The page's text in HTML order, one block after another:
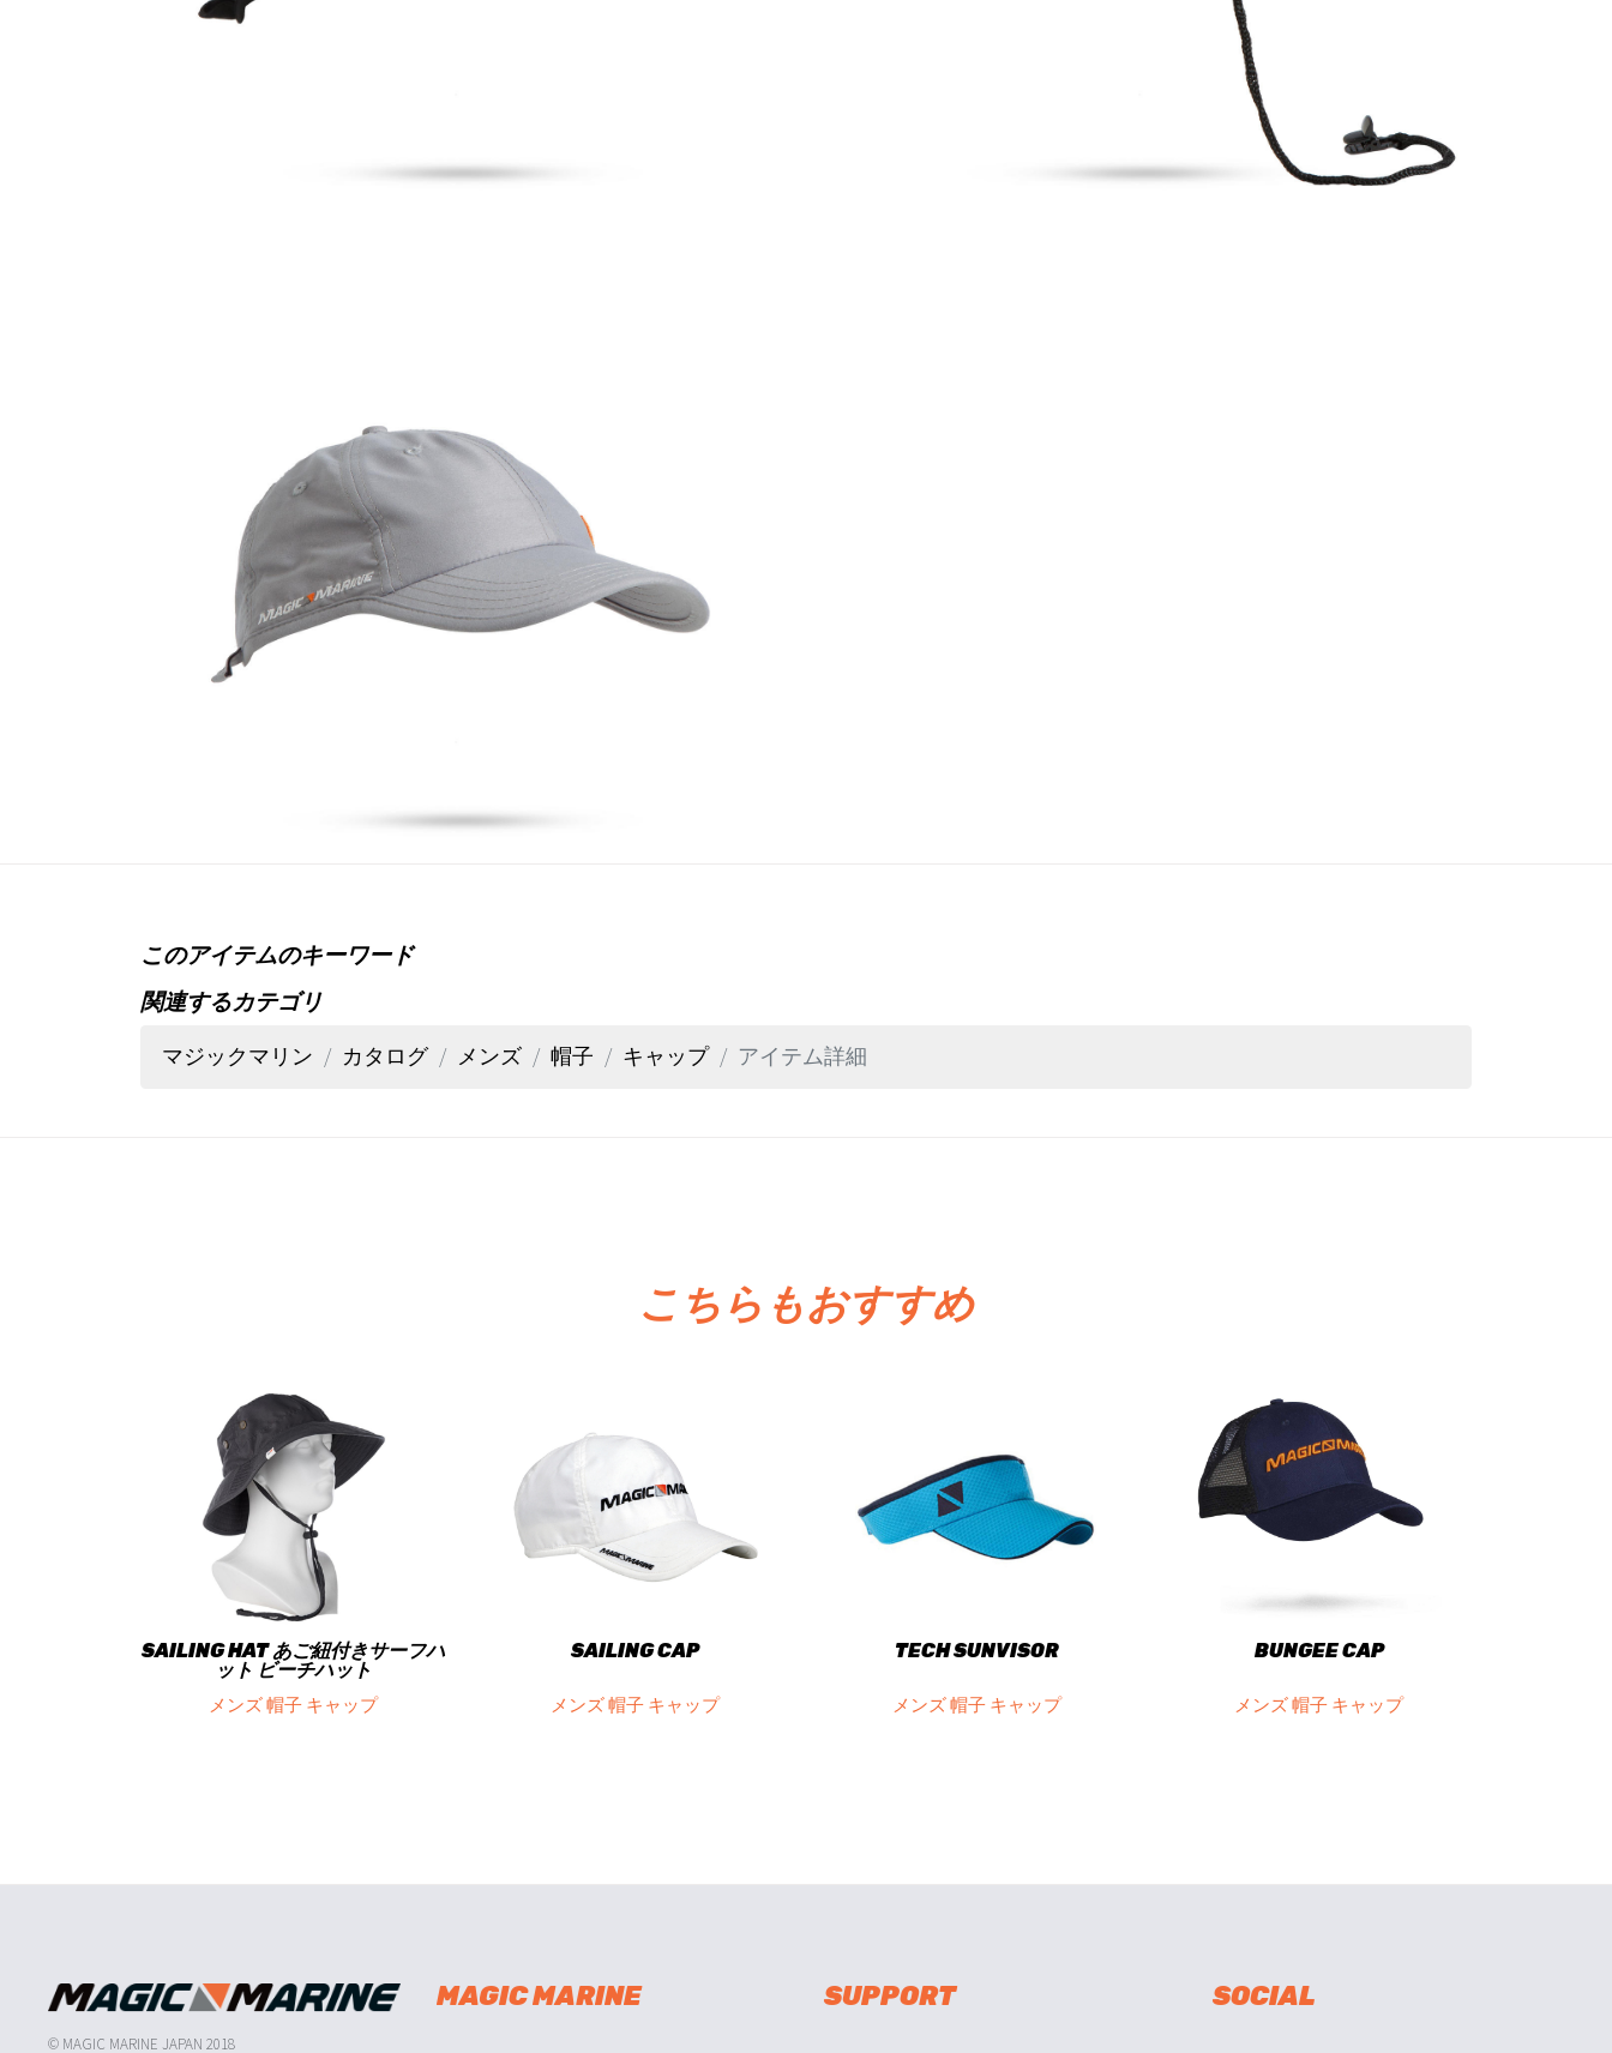
このアイテムのキーワード
関連するカテゴリ
マジックマリン
カタログ メンズ 帽子 キャップ アイテム詳細
こちらもおすすめ
SAILING HAT あご紐付きサーフハ
ット ビーチハット
メンズ 帽子 キャップ
SAILING CAP
メンズ 帽子 キャップ
TECH SUNVISOR
メンズ 帽子 キャップ
BUNGEE CAP
メンズ 帽子 キャップ
© MAGIC MARINE JAPAN 2018
MAGIC MARINE SUPPORT SOCIAL